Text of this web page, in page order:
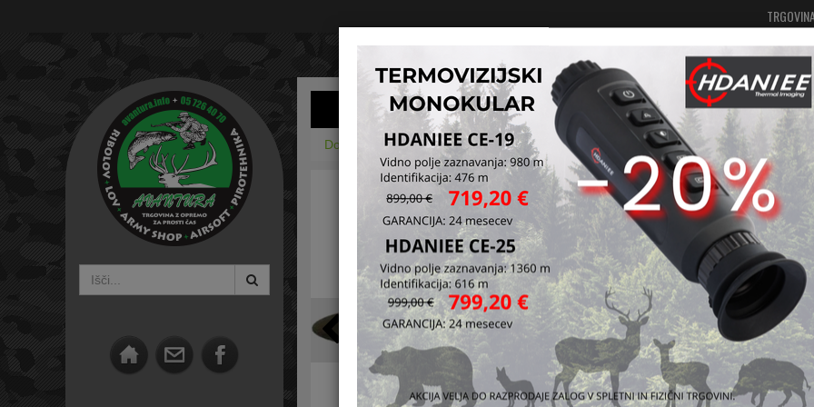
Prijavi se
Vaša košarica je še prazna
Domov Lovstvo Pokrivala Klobuki
Lovski klobuk
Kataloška
Vprašaj za
Pošlji prijatelju
Zaloga